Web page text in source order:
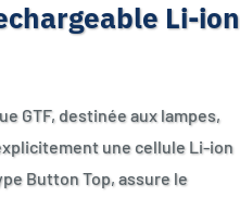
Li-ion
GTF, destinée aux lampes,
une cellule Li-ion
Button Top, assure le